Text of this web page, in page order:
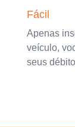
Fácil
Apenas
veículo,
seus